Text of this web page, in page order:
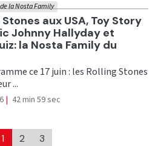
Stones aux USA, Toy Story
Johnny Hallyday et
la Nosta Family du
la Nosta Family
ce 17 juin : les Rolling Stones
...
| 42 min 59 sec
1 2 3